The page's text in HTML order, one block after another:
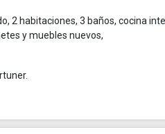
2 habitaciones, 3 baños, cocina
y muebles nuevos,